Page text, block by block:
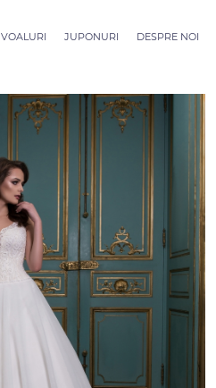
VOALURI
Voaluri Thessaloniki
Voaluri Athens
Voaluri Dubai Couture
Voaluri Rome
JUPONURI DESPRE NOI